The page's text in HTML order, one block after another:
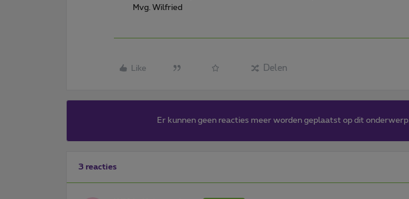
Mvg. Wilfried
Like Delen
Er kunnen geen reacties meer worden geplaatst op dit onderwerp.
3 reacties